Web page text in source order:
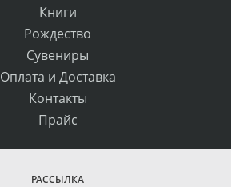
Книги
Рождество
Сувениры
Оплата и Доставка
Контакты
Прайс
РАССЫЛКА